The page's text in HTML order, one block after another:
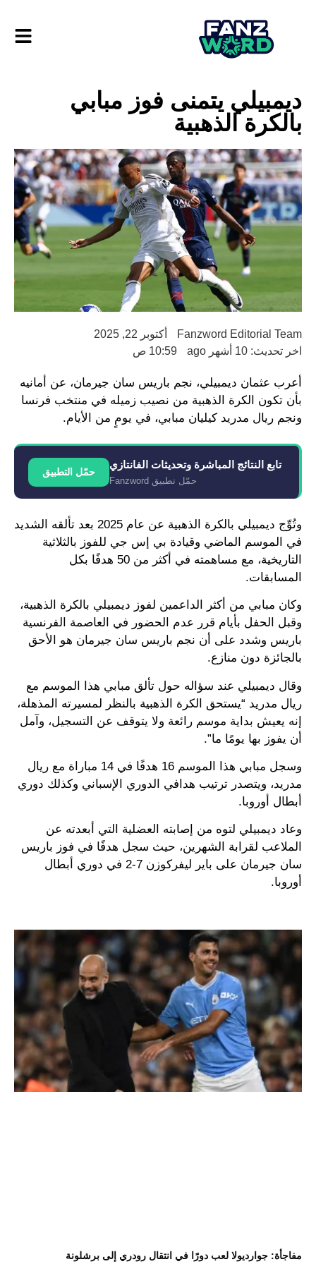
ديمبيلي يتمنى فوز مبابي
بالكرة الذهبية
Fanzword Editorial Team
أكتوبر 22, 2025
اخر تحديث: 10 أشهر ago
10:59 ص
أعرب عثمان ديمبيلي، نجم باريس سان جيرمان، عن أمانيه
بأن تكون الكرة الذهبية من نصيب زميله في منتخب فرنسا
ونجم ريال مدريد كيليان مبابي، في يومٍ من الأيام.
تابع النتائج المباشرة وتحديثات الفانتازي
حمّل تطبيق Fanzword
حمّل التطبيق
وتُوِّج ديمبيلي بالكرة الذهبية عن عام 2025 بعد تألقه الشديد
في الموسم الماضي وقيادة بي إس جي للفوز بالثلاثية
التاريخية، مع مساهمته في أكثر من 50 هدفًا بكل
المسابقات.
وكان مبابي من أكثر الداعمين لفوز ديمبيلي بالكرة الذهبية،
وقبل الحفل بأيام قرر عدم الحضور في العاصمة الفرنسية
باريس وشدد على أن نجم باريس سان جيرمان هو الأحق
بالجائزة دون منازع.
وقال ديمبيلي عند سؤاله حول تألق مبابي هذا الموسم مع
ريال مدريد “يستحق الكرة الذهبية بالنظر لمسيرته المذهلة،
إنه يعيش بداية موسم رائعة ولا يتوقف عن التسجيل، وآمل
أن يفوز بها يومًا ما”.
وسجل مبابي هذا الموسم 16 هدفًا في 14 مباراة مع ريال
مدريد، ويتصدر ترتيب هدافي الدوري الإسباني وكذلك دوري
أبطال أوروبا.
وعاد ديمبيلي لتوه من إصابته العضلية التي أبعدته عن
الملاعب لقرابة الشهرين، حيث سجل هدفًا في فوز باريس
سان جيرمان على باير ليفركوزن 7-2 في دوري أبطال
أوروبا.
مفاجأة: جوارديولا لعب دورًا في انتقال رودري إلى برشلونة